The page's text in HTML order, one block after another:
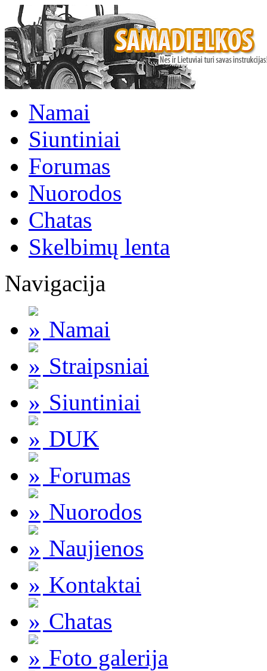
Namai
Siuntiniai
Forumas
Nuorodos
Chatas
Skelbimų lenta
Navigacija
Namai
Straipsniai
Siuntiniai
DUK
Forumas
Nuorodos
Naujienos
Kontaktai
Chatas
Foto galerija